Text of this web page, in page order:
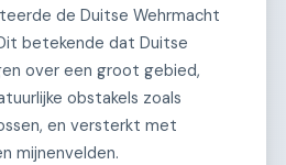
de Duitse Wehrmacht
betekende dat Duitse
over een groot gebied,
obstakels zoals
en versterkt met
mijnenvelden.